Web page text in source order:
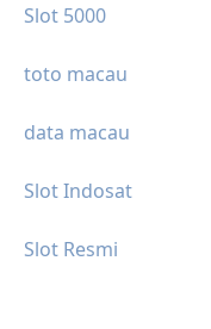
Slot 5000
toto macau
data macau
Slot Indosat
Slot Resmi